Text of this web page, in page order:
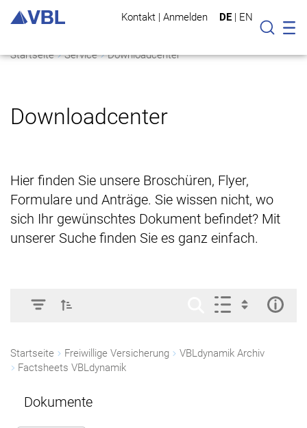
Kontakt | Anmelden DE | EN
Suche
Startseite Service Downloadcenter
Downloadcenter
Hier finden Sie unsere Broschüren, Flyer,
Formulare und Anträge. Sie wissen nicht, wo
sich Ihr gewünschtes Dokument befindet? Mit
unserer Suche finden Sie es ganz einfach.
Startseite Freiwillige Versicherung
VBLdynamik Archiv
Factsheets VBLdynamik
Dokumente